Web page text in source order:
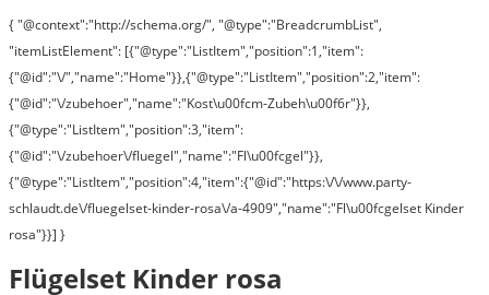
{ "@context":"http://schema.org/", "@type":"BreadcrumbList",
"itemListElement": [{"@type":"ListItem","position":1,"item":
{"@id":"\/","name":"Home"}},{"@type":"ListItem","position":2,"item":
{"@id":"\/zubehoer","name":"Kost\u00fcm-Zubeh\u00f6r"}},
{"@type":"ListItem","position":3,"item":
{"@id":"\/zubehoer\/fluegel","name":"Fl\u00fcgel"}},
{"@type":"ListItem","position":4,"item":{"@id":"https:\/\/www.party-
schlaudt.de\/fluegelset-kinder-rosa\/a-4909","name":"Fl\u00fcgelset Kinder
rosa"}}] }
Flügelset Kinder rosa